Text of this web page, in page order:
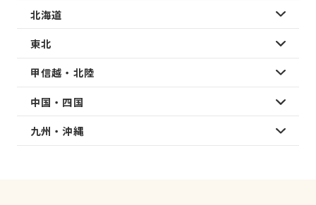
北海道
東北
甲信越・北陸
中国・四国
九州・沖縄